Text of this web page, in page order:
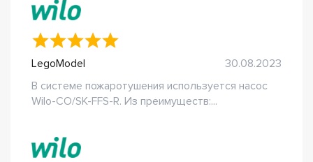
LegoModel
30.08.2023
В системе пожаротушения используется насос
Wilo-CO/SK-FFS-R. Из преимуществ:...